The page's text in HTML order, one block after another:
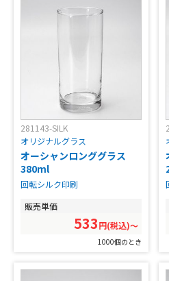
281143-SILK
オリジナルグラス
オーシャンロンググラス
380ml
回転シルク印刷
販売単価
533円(税込)〜
1000個のとき